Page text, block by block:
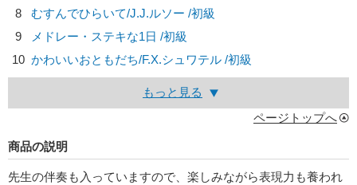
8
むすんでひらいて/J.J.ルソー /初級
9
メドレー・ステキな1日 /初級
10 かわいいおともだち/F.X.シュワテル /初級
もっと見る
ページトップへ
商品の説明
先生の伴奏も入っていますので、楽しみながら表現力も養われ